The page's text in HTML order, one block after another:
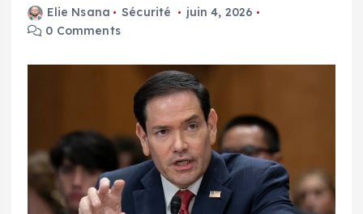
Elie Nsana Sécurité
juin 4, 2026
0 Comments